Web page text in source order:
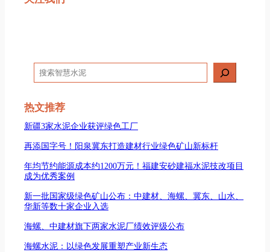
搜
索
热文推荐
新疆3家水泥企业获评绿色工厂
再添国字号！阳泉冀东打造建材行业绿色矿山新标杆
年均节约能源成本约1200万元！福建安砂建福水泥技改项目
成为优秀案例
新一批国家级绿色矿山公布：中建材、海螺、冀东、山水、
华新等数十家企业入选
海螺、中建材旗下两家水泥厂绩效评级公布
海螺水泥：以绿色发展重塑产业新生态